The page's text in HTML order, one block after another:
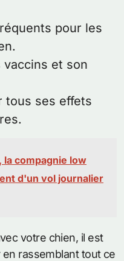
pour les
et son
tous ses effets
compagnie low
d'un vol journalier
votre chien, il est
rassemblant tout ce